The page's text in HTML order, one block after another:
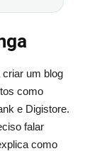
um blog
como
e Digistore.
falar
como